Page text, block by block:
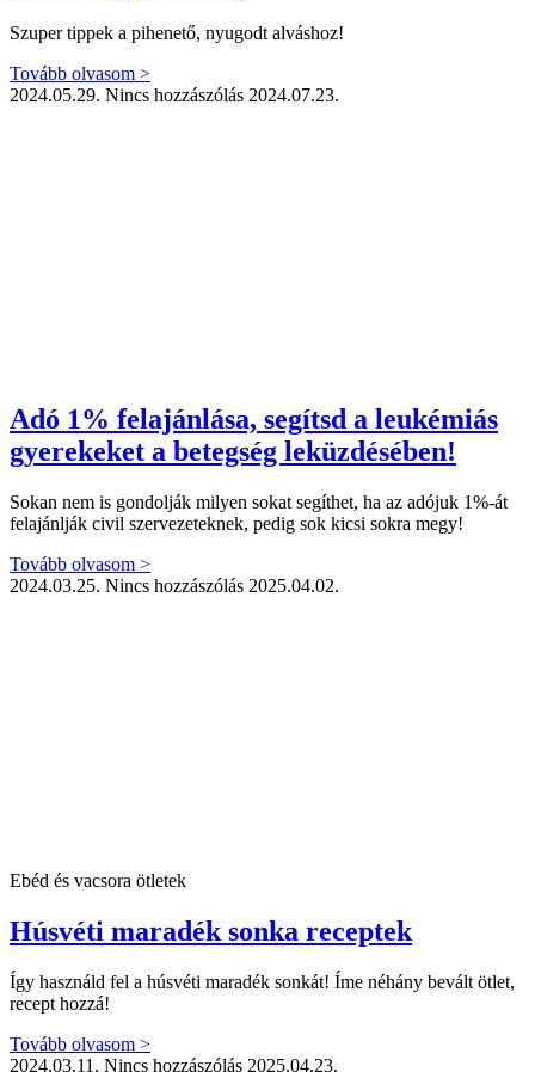
Szuper tippek a pihenető, nyugodt alváshoz!
Tovább olvasom >
2024.05.29. Nincs hozzászólás 2024.07.23.
Adó 1% felajánlása, segítsd a leukémiás
gyerekeket a betegség leküzdésében!
Sokan nem is gondolják milyen sokat segíthet, ha az adójuk 1%-át
felajánlják civil szervezeteknek, pedig sok kicsi sokra megy!
Tovább olvasom >
2024.03.25. Nincs hozzászólás 2025.04.02.
Ebéd és vacsora ötletek
Húsvéti maradék sonka receptek
Így használd fel a húsvéti maradék sonkát! Íme néhány bevált ötlet,
recept hozzá!
Tovább olvasom >
2024.03.11. Nincs hozzászólás 2025.04.23.